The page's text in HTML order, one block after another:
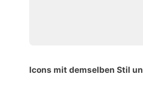
Icons mit demselben Stil